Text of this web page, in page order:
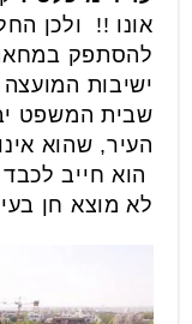
אונו !! ולכן
להסתפק
ישיבות
שבית המשפט
העיר, שהוא
הוא חייב
לא מוצא חן